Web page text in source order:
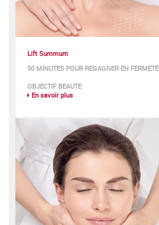
Lift Summum
50 MINUTES POUR REGAGNER EN FERMETÉ
OBJECTIF BEAUTE
En savoir plus